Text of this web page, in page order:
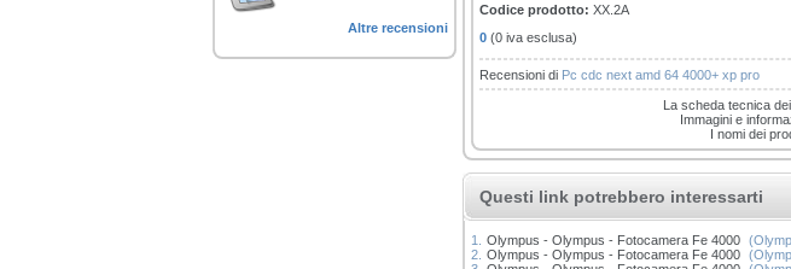
Altre recensioni
Codice prodotto: XX.2A
0 (0 iva esclusa)
Recensioni di Pc cdc next amd 64 4000+ xp pro
La scheda tecnica
Immagini e
I nomi dei
Questi link potrebbero interessarti
1. Olympus - Olympus - Fotocamera Fe 4000
2. Olympus - Olympus - Fotocamera Fe 4000